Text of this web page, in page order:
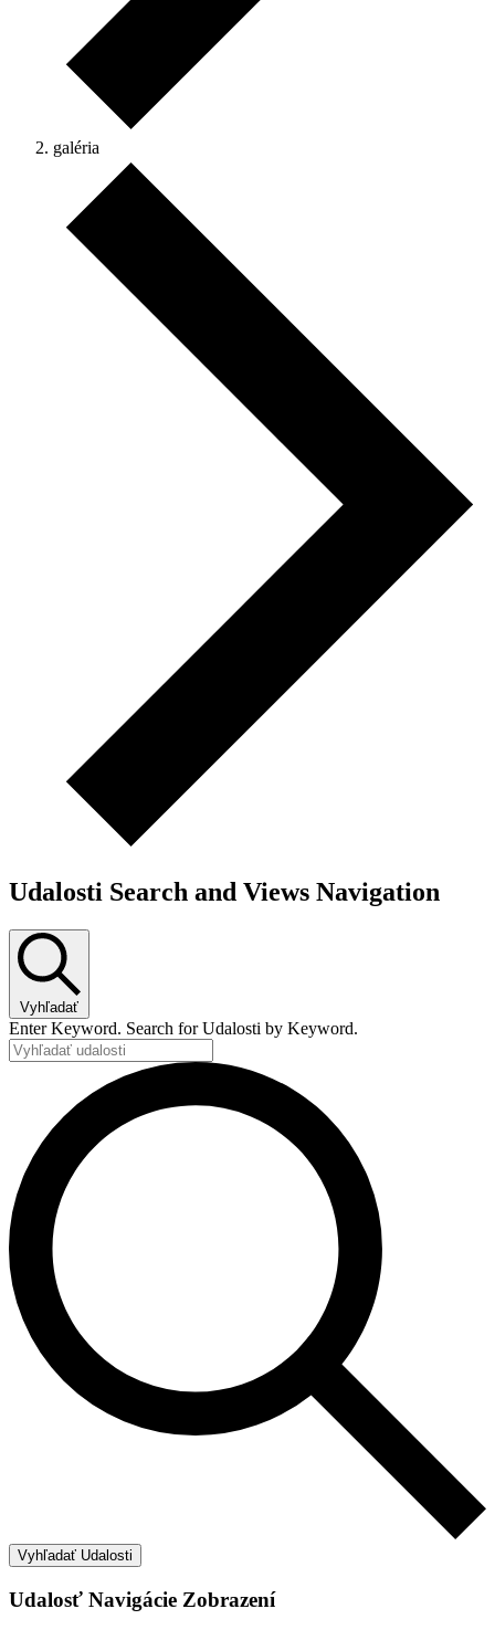
galéria
Udalosti Search and Views Navigation
Vyhľadať
Enter Keyword. Search for Udalosti by Keyword.
Vyhľadať Udalosti
Udalosť Navigácie Zobrazení